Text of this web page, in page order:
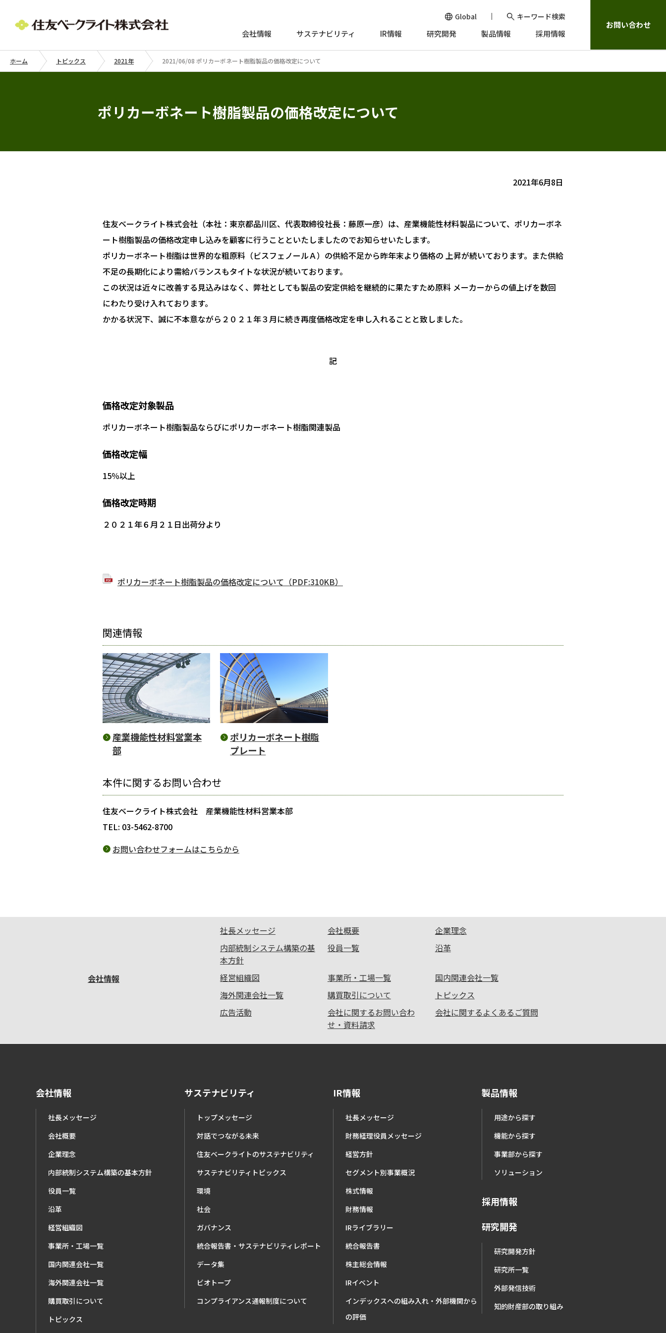
Global キーワード検索
会社情報 サステナビリティ IR情報 研究開発 製品情報 採用情報
お問い合わせ
ホーム トピックス 2021年 2021/06/08 ポリカーボネート樹脂製品の価格改定について
ポリカーボネート樹脂製品の価格改定について
2021年6月8日
住友ベークライト株式会社（本社：東京都品川区、代表取締役社長：藤原一彦）は、産業機能性材料製品について、ポリカーボネ
ート樹脂製品の価格改定申し込みを顧客に行うことといたしましたのでお知らせいたします。
ポリカーボネート樹脂は世界的な粗原料（ビスフェノールＡ）の供給不足から昨年末より価格の 上昇が続いております。また供給
不足の長期化により需給バランスもタイトな状況が続いております。
この状況は近々に改善する見込みはなく、弊社としても製品の安定供給を継続的に果たすため原料 メーカーからの値上げを数回
にわたり受け入れております。
かかる状況下、誠に不本意ながら２０２１年３月に続き再度価格改定を申し入れることと致しました。
記
価格改定対象製品
ポリカーボネート樹脂製品ならびにポリカーボネート樹脂関連製品
価格改定幅
15％以上
価格改定時期
２０２１年６月２１日出荷分より
ポリカーボネート樹脂製品の価格改定について（PDF:310KB）
関連情報
産業機能性材料営業本
部
ポリカーボネート樹脂
プレート
本件に関するお問い合わせ
住友ベークライト株式会社 産業機能性材料営業本部
TEL: 03-5462-8700
お問い合わせフォームはこちらから
会社情報
社長メッセージ 会社概要
企業理念
内部統制システム構築の基
本方針
役員一覧 沿革
経営組織図 事業所・工場一覧
国内関連会社一覧
海外関連会社一覧
購買取引について
トピックス
広告活動
会社に関するお問い合わ
せ・資料請求
会社に関するよくあるご質問
会社情報
社長メッセージ
会社概要
企業理念
内部統制システム構築の基本方針
役員一覧
沿革
経営組織図
事業所・工場一覧
国内関連会社一覧
海外関連会社一覧
購買取引について
トピックス
サステナビリティ
トップメッセージ
対話でつながる未来
住友ベークライトのサステナビリティ
サステナビリティトピックス
環境
社会
ガバナンス
統合報告書・サステナビリティレポート
データ集
ビオトープ
コンプライアンス通報制度について
IR情報
社長メッセージ
財務経理役員メッセージ
経営方針
セグメント別事業概況
株式情報
財務情報
IRライブラリー
統合報告書
株主総会情報
IRイベント
インデックスへの組み入れ・外部機関から
の評価
製品情報
用途から探す
機能から探す
事業部から探す
ソリューション
採用情報
研究開発
研究開発方針
研究所一覧
外部発信技術
知的財産部の取り組み